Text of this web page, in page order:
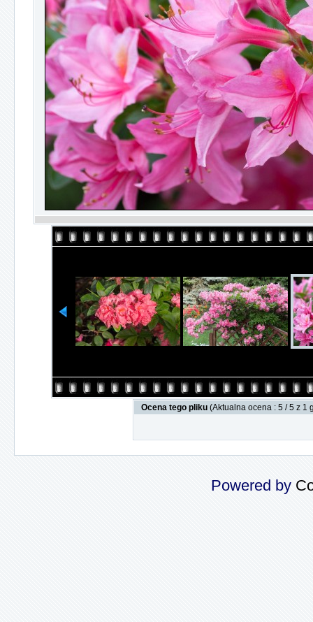
Ocena tego pliku (Aktualna ocena : 5 / 5 z 1
Powered by